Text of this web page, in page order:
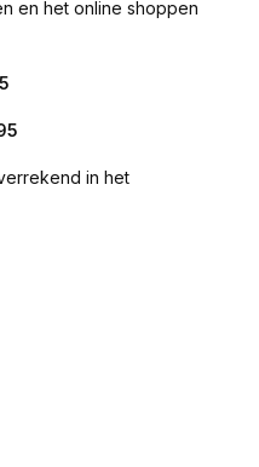
en het online shoppen
in het